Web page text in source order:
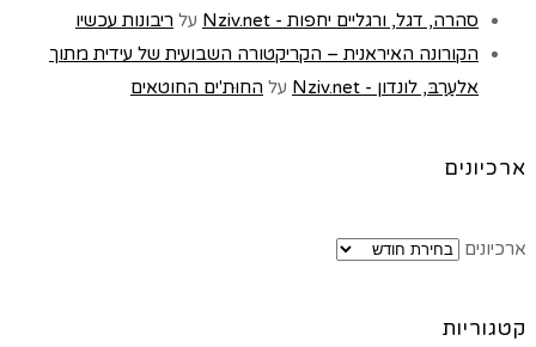
סהרה, דגל, ורגליים יחפות - Nziv.net
על ריבונות עכשיו
הקורונה האיראנית – הקריקטורה השבועית של עידית מתוך
אלעַרַבּ, לונדון - Nziv.net
על החוּת'ים החוטאים
ארכיונים
ארכיונים
קטגוריות